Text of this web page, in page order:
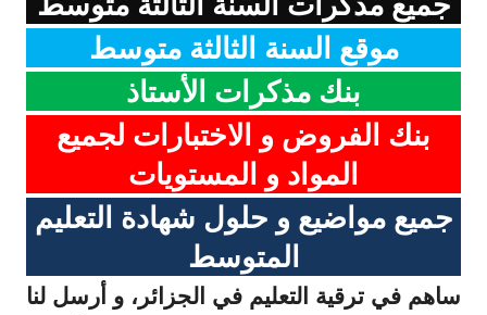
موقع السنة الثالثة متوسط
بنك مذكرات الأستاذ
بنك الفروض و الاختبارات لجميع
المواد و المستويات
جميع مواضيع و حلول شهادة التعليم
المتوسط
ساهم في ترقية التعليم في الجزائر، و أرسل لنا